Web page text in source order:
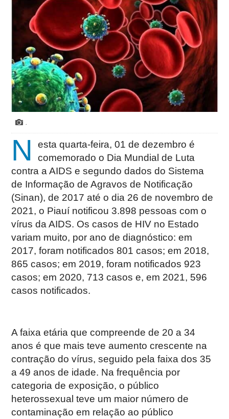
N
esta quarta-feira, 01 de dezembro é
comemorado o Dia Mundial de Luta
contra a AIDS e segundo dados do Sistema
de Informação de Agravos de Notificação
(Sinan), de 2017 até o dia 26 de novembro de
2021, o Piauí notificou 3.898 pessoas com o
vírus da AIDS. Os casos de HIV no Estado
variam muito, por ano de diagnóstico: em
2017, foram notificados 801 casos; em 2018,
865 casos; em 2019, foram notificados 923
casos; em 2020, 713 casos e, em 2021, 596
casos notificados.
A faixa etária que compreende de 20 a 34
anos é que mais teve aumento crescente na
contração do vírus, seguido pela faixa dos 35
a 49 anos de idade. Na frequência por
categoria de exposição, o público
heterossexual teve um maior número de
contaminação em relação ao público